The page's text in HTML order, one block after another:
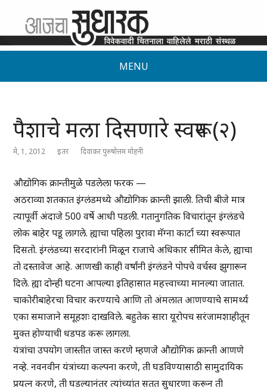
MENU
पैशाचे मला दिसणारे स्वरूप (२)
मे, 1, 2012 इतर दिवाकर पुरुषोत्तम मोहनी
औद्योगिक क्रान्तीमुळे पडलेला फरक —
अठराव्या शतकात इंग्लंडमध्ये औद्योगिक क्रान्ती झाली. तिची बीजे मात्र
त्यापूर्वी अंदाजे 500 वर्षे आधी पडली. गतानुगतिक विचारांतून इंग्लंडचे
लोक बाहेर पडू लागले. ह्याचा पहिला पुरावा मॅग्ना कार्टा च्या स्वरूपात
दिसतो. इंग्लंडच्या सरदारांनी मिळून राजाचे अधिकार सीमित केले, ह्याचा
तो दस्तावेज आहे. आणखी काही वर्षांनी इंग्लंडने पोपचे वर्चस्व झुगारून
दिले. ह्या दोन्ही घटना आपल्या इतिहासात महत्त्वाच्या मानल्या जातात.
चाकोरीबाहेरचा विचार करण्याचे आणि तो अंमलात आणण्याचे सामर्थ्य
एका समाजाने समूहशः दाखविले. बहुतेक सारा यूरोपच सरंजामशाहीतून
मुक्त होण्याची धडपड करू लागला.
यंत्रांचा उपयोग जास्तीत जास्त करणे म्हणजे औद्योगिक क्रान्ती आणणे
नव्हे. नवनवीन यंत्रांच्या कल्पना करणे, ती घडविण्यासाठी सामुदायिक
प्रयत्न करणे, ती घडल्यानंतर त्यांच्यांत सतत सुधारणा करून ती